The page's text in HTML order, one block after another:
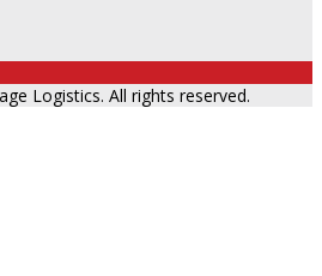
Logistics. All rights reserved.